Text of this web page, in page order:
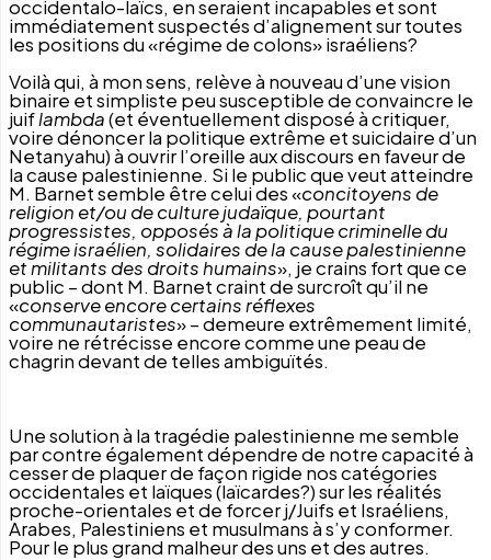
occidentalo-laïcs, en seraient incapables et sont
immédiatement suspectés d’alignement sur toutes
les positions du «régime de colons» israéliens?
Voilà qui, à mon sens, relève à nouveau d’une vision
binaire et simpliste peu susceptible de convaincre le
juiflambda(et éventuellement disposé à critiquer,
voire dénoncer la politique extrême et suicidaire d’un
Netanyahu) à ouvrir l’oreille aux discours en faveur de
la cause palestinienne. Si le public que veut atteindre
M. Barnet semble être celui des «concitoyens de
religion et/ou de culture judaïque, pourtant
progressistes, opposés à la politique criminelle du
régime israélien, solidaires de la cause palestinienne
et militants des droits humains», je crains fort que ce
public – dont M. Barnet craint de surcroît qu’il ne
«conserve encore certains réflexes
communautaristes» – demeure extrêmement limité,
voire ne rétrécisse encore comme une peau de
chagrin devant de telles ambiguïtés.
Une solution à la tragédie palestinienne me semble
par contre également dépendre de notre capacité à
cesser de plaquer de façon rigide nos catégories
occidentales et laïques (laïcardes?) sur les réalités
proche-orientales et de forcer j/Juifs et Israéliens,
Arabes, Palestiniens et musulmans à s’y conformer.
Pour le plus grand malheur des uns et des autres.